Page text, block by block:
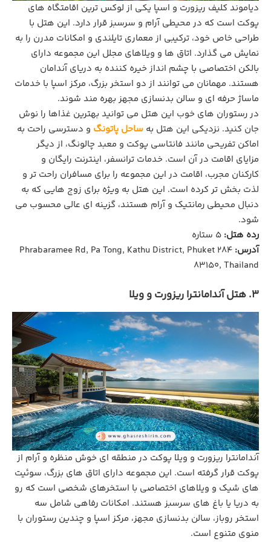
دیاموند کلیف ریزورت و اسپا یکی از لوکس‌ ترین اقامتگاه‌ های
پوکت است که در محیطی آرام و سرسبز قرار دارد. این هتل با
طراحی خاص خود، ترکیبی از معماری تایلندی و امکانات مدرن را به
نمایش می ‌گذارد. اتاق‌ ها و ویلاهای مجلل این مجموعه دارای
بالکن اختصاصی با چشم ‌انداز خیره‌ کننده به دریای آندامان
هستند. مهمانان می ‌توانند از دو استخر بزرگ، مرکز اسپا با خدمات
ماساژ حرفه‌ ای و سالن بدنسازی مجهز بهره ‌مند شوند.
در رستوران ‌های خوب این هتل می توانید بهترین غذاها را نوش
جان کنید. نزدیکی این هتل به ساحل پاتونگ و دسترسی راحت به
اماکن تفریحی مانند فانتاسی پوکت و معبد چالونگ، از دیگر
مزایای اقامت در آن است. خدمات ترانسفر، اینترنت رایگان و
کارکنان مجرب، اقامت در این مجموعه را برای مسافران راحت‌ تر و
لذت ‌بخش ‌تر کرده است. این هتل به ‌ویژه برای زوج ‌هایی که به
دنبال محیطی رمانتیک و آرام هستند، گزینه ‌ای عالی محسوب می‌
شود.
رده هتل:
آدرس:
284 Phrabaramee Rd, Pa Tong, Kathu District, Phuket
83150, Thailand
3. هتل آندامانترا ریزورت و ویلا
آندامانترا ریزورت و ویلا پوکت در منطقه ‌ای خوش‌ منظره و آرام از
پوکت قرار گرفته است. این مجموعه دارای اتاق‌ های بزرگ، سوئیت‌
های شیک و ویلاهای اختصاصی با استخرهای شخصی است که رو
به دریا یا باغ ‌های سرسبز هستند. امکانات رفاهی شامل سه
استخر روباز، سالن بدنسازی مجهز، مرکز اسپا و چندین رستوران با
منوی متنوع است.